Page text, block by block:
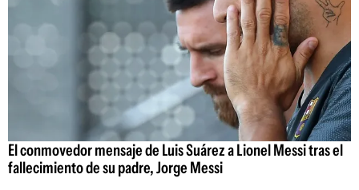
El conmovedor mensaje de Luis Suárez a Lionel Messi tras el
fallecimiento de su padre, Jorge Messi